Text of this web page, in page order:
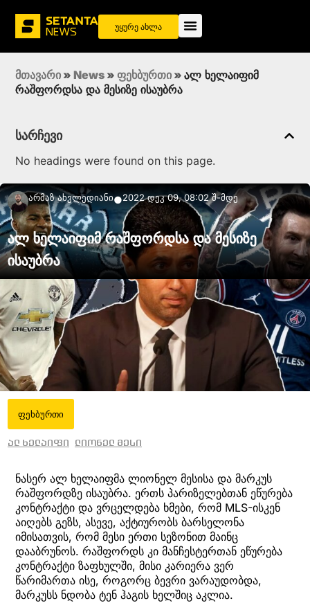
უყურე ახლა
მთავარი » News » ფეხბურთი » ალ ხელაიფიმ
რაშფორდსა და მესიზე ისაუბრა
სარჩევი
No headings were found on this page.
Არმაზ Ახვლედიანი●2022 დეკ 09, 08:02 შ-მდე
ალ ხელაიფიმ რაშფორდსა და მესიზე
ისაუბრა
ფეხბურთი
ალ ხელაიფი ლიონელ მესი
ნასერ ალ ხელაიფმა ლიონელ მესისა და მარკუს
რაშფორდზე ისაუბრა. ერთს პარიზელებთან ეწურება
კონტრაქტი და ვრცელდება ხმები, რომ MLS-ისკენ
აიღებს გეზს, ასევე, აქტიურობს ბარსელონა
იმისათვის, რომ მესი ერთი სეზონით მაინც
დააბრუნოს. რაშფორდს კი მანჩესტერთან ეწურება
კონტრაქტი ზაფხულში, მისი კარიერა ვერ
წარიმართა ისე, როგორც ბევრი ვარაუდობდა,
მარკუსს ნდობა ტენ ჰაგის ხელშიც აკლია.